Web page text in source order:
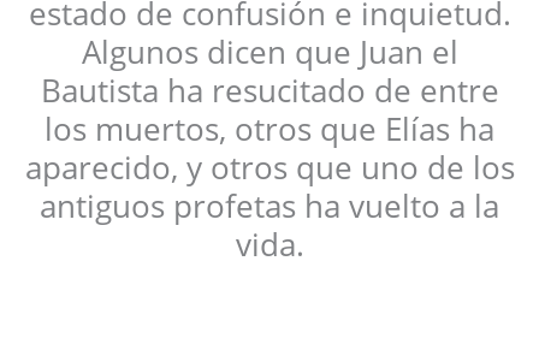
estado de confusión e inquietud.
Algunos dicen que Juan el
Bautista ha resucitado de entre
los muertos, otros que Elías ha
aparecido, y otros que uno de los
antiguos profetas ha vuelto a la
vida.